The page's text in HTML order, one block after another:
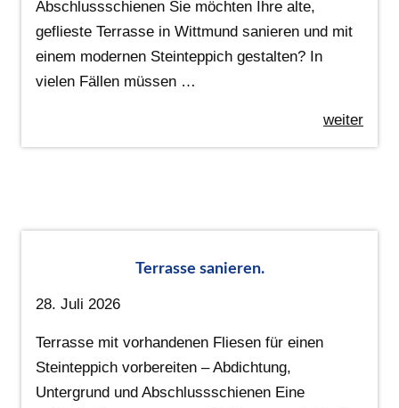
Abschlussschienen Sie möchten Ihre alte,
geflieste Terrasse in Wittmund sanieren und mit
einem modernen Steinteppich gestalten? In
vielen Fällen müssen …
weiter
Terrasse sanieren.
28. Juli 2026
Terrasse mit vorhandenen Fliesen für einen
Steinteppich vorbereiten – Abdichtung,
Untergrund und Abschlussschienen Eine